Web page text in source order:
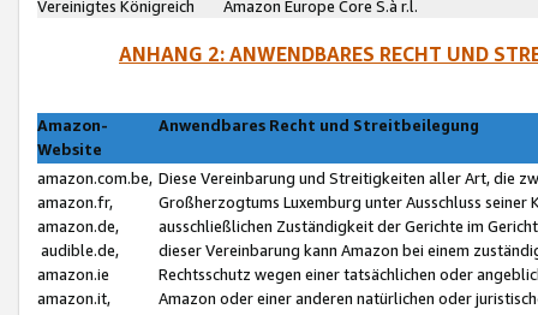
Vereinigtes Königreich
Amazon Europe Core S.à r.l.
ANHANG 2: ANWENDBARES RECHT UND
Amazon-
Website
Anwendbares Recht und Streitbeilegung
amazon.com.be,
amazon.fr,
amazon.de,
audible.de,
amazon.ie
amazon.it,
Diese Vereinbarung und Streitigkeiten aller Art, die
Großherzogtums Luxemburg unter Ausschluss
ausschließlichen Zuständigkeit der Gerichte im
dieser Vereinbarung kann Amazon bei einem
Rechtsschutz wegen einer tatsächlichen oder
Amazon oder einer anderen natürlichen oder